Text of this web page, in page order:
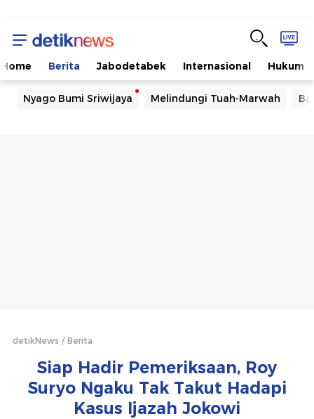
Home Berita Jabodetabek Internasional Hukum
Nyago Bumi Sriwijaya Melindungi Tuah-Marwah
detikNews Berita
Siap Hadir Pemeriksaan, Roy
Suryo Ngaku Tak Takut Hadapi
Kasus Ijazah Jokowi